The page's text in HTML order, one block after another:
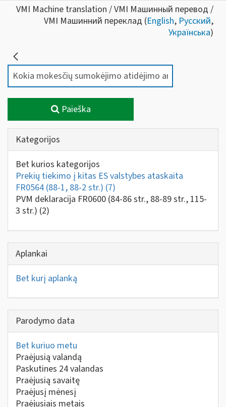
VMI Machine translation / VMI Машинный перевод /
VMI Машинний переклад (English, Русский,
Українська)
Paieška
Kategorijos
Bet kurios kategorijos
Prekių tiekimo į kitas ES valstybes ataskaita
FR0564 (88-1, 88-2 str.) (7)
PVM deklaracija FR0600 (84-86 str., 88-89 str., 115-
3 str.) (2)
Aplankai
Bet kurį aplanką
Parodymo data
Bet kuriuo metu
Praėjusią valandą
Paskutines 24 valandas
Praėjusią savaitę
Praėjusį mėnesį
Praėjusiais metais